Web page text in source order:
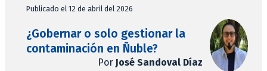
Publicado el 12 de abril del 2026
¿Gobernar o solo gestionar la
contaminación en Ñuble?
Por José Sandoval Díaz